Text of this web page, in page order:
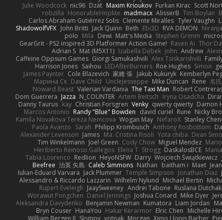
Julie Woodcock nic96 Dzät Maxim Krioukov Furkan Kirac Scott
robzilla HonorableHoplite madmacx AlisserB Tim Boylan
Carlos Abraham Gutiérrez Solis Clemente Miralles Tyler Vaughn
ShadowolfVFX John Britti Jack Quinn Beth Ebi3D RVA DEMON
polo Mila Dewi Matt's Media Stephen Grimm
GearGrit - PS2 inspired 3D Platformer Action Game! Raven Ai Thor
Adrian S Mat (M5X11) Izabella Dębek john Andrew
Caffeine Oppsum Games Giorgi Samukashvili Alex Tsiskarishvili
Harrison Jones Saihou LEDAfterBurners Roe Hughes Simon
James Paynter Cole Blazevich 家維 張 Jakub Kukuryk Kemberlyn
Марина Ск Dave Child UncleJesseppe Mike Duncan Rene 名
Noward Beast Valerian Vardania The Taxi Man Robert
Dom Guerrera Jazza N_COUNTER Artem Beitsch Iryna Osadcha
Danny Taurus kay Christian Forsgren Venky qwerty qwerty Damon
Marcos Antonio Randy "Blue" Bowden david curiel Rune Nicky
Kamila Novakova Tereza Nemcova Wogan May NefaroX Stanley
Paola Avanzo Sarah Philipp Krombusch Anthony Rosbottom
Alexander Levenson James Ma. Cristina Risoli Yota chiba Dean
Tim Winkelmann Joel Green Cody Chow Miguel Mendez
Heriberto Reinoso Gallegos Elena T Strogg DaskalosBCE
Tabia Lourenco Redlion HeyoNSFW Darry Wojciech Świątkiewicz
Beefree 治英 矢島 Caleb Simmons Nathan baitham i Maet Jean
Iulian-Eduard Varvara Jack Plummer Temple Simpson Jonathan Diaz
Alessandro & Riccardo Lazzarin Wilhelm Nylund Michael Bertin
Rupert Eveleigh JaaySweeney Andrei Tabone Ruslana Dutchak
Worawut Pongchen Daniel Jennings Joshua Conard Mike Dyer
Aleksandra Davydenko Benjamin Newman Kumatora Liam Jordan
Bryn Couser HanaYou Hakar Kerarmor Elric Chen Michelle